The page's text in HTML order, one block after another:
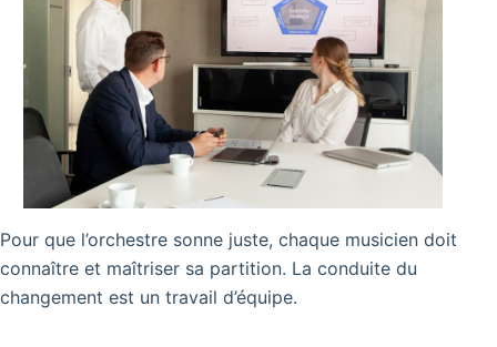
Pour que l’orchestre sonne juste, chaque musicien doit
connaître et maîtriser sa partition. La conduite du
changement est un travail d’équipe.